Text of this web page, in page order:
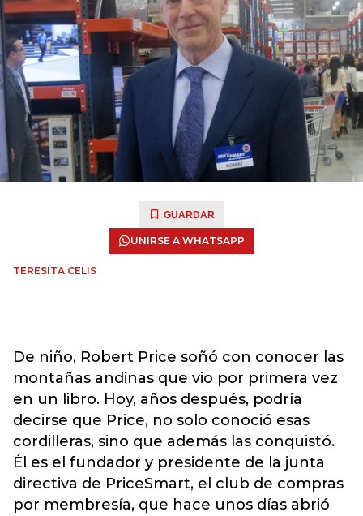
GUARDAR
UNIRSE A WHATSAPP
TERESITA CELIS
De niño, Robert Price soñó con conocer las
montañas andinas que vio por primera vez
en un libro. Hoy, años después, podría
decirse que Price, no solo conoció esas
cordilleras, sino que además las conquistó.
Él es el fundador y presidente de la junta
directiva de PriceSmart, el club de compras
por membresía, que hace unos días abrió